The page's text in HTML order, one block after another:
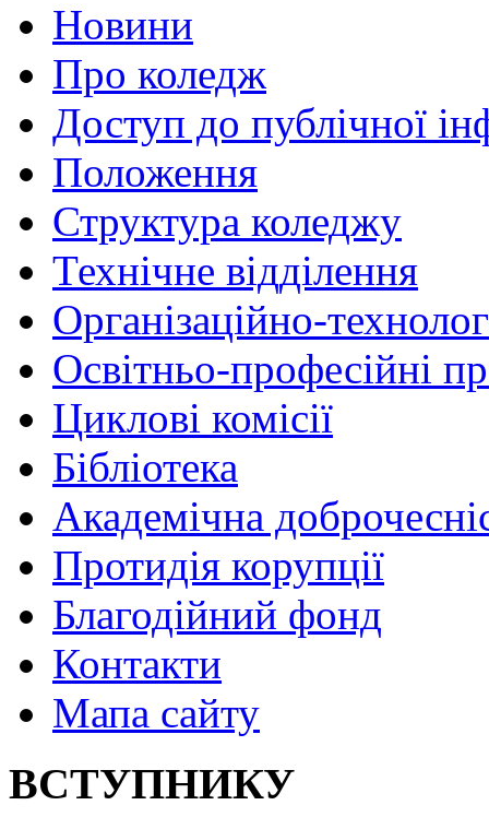
Новини
Про коледж
Доступ до публічної
Положення
Структура коледжу
Технічне відділення
Організаційно-
Освітньо-професійні
Циклові комісії
Бібліотека
Академічна
Протидія корупції
Благодійний фонд
Контакти
Мапа сайту
ВСТУПНИКУ